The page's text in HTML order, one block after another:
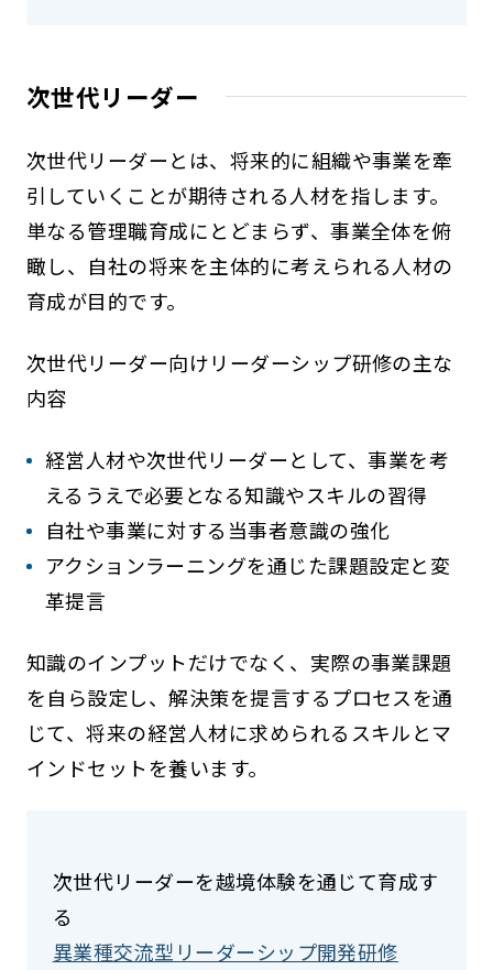
次世代リーダー
次世代リーダーとは、将来的に組織や事業を牽
引していくことが期待される人材を指します。
単なる管理職育成にとどまらず、事業全体を俯
瞰し、自社の将来を主体的に考えられる人材の
育成が目的です。
次世代リーダー向けリーダーシップ研修の主な
内容
経営人材や次世代リーダーとして、事業を考
えるうえで必要となる知識やスキルの習得
自社や事業に対する当事者意識の強化
アクションラーニングを通じた課題設定と変
革提言
知識のインプットだけでなく、実際の事業課題
を自ら設定し、解決策を提言するプロセスを通
じて、将来の経営人材に求められるスキルとマ
インドセットを養います。
次世代リーダーを越境体験を通じて育成す
る
異業種交流型リーダーシップ開発研修